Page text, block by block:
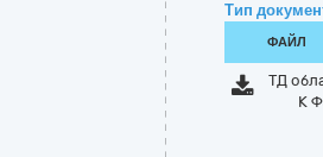
Тип
ФАЙЛ
ТД
К